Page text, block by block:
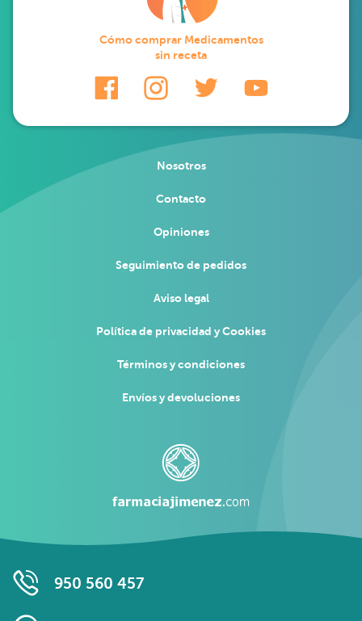
Cómo comprar Medicamentos
sin receta
Nosotros
Contacto
Opiniones
Seguimiento de pedidos
Aviso legal
Política de privacidad y Cookies
Términos y condiciones
Envíos y devoluciones
950 560 457